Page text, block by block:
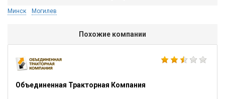
Минск Могилев
Похожие компании
Объединенная Тракторная Компания